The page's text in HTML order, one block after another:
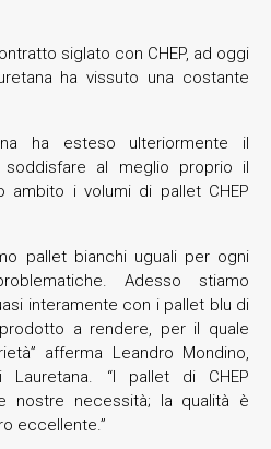
siglato con CHEP, ad oggi
ha vissuto una costante
ha esteso ulteriormente il
al meglio proprio il
ambito i volumi di pallet CHEP
pallet bianchi uguali per ogni
Adesso stiamo
interamente con i pallet blu di
a rendere, per il quale
afferma Leandro Mondino,
Lauretana. “I pallet di CHEP
nostre necessità; la qualità è
eccellente.”